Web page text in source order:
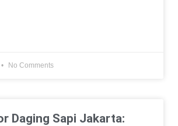
No Comments
Daging Sapi Jakarta: